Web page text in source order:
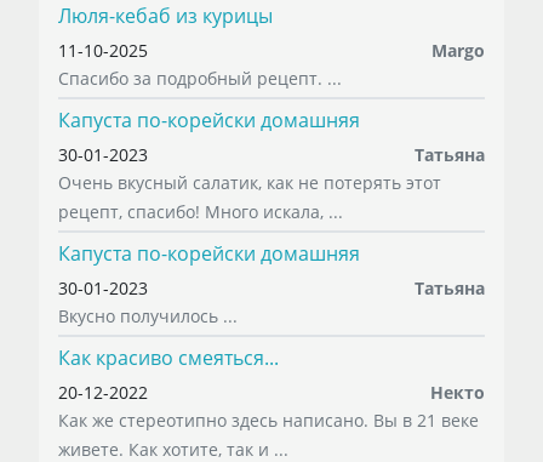
Люля-кебаб из курицы
11-10-2025
Margo
Спасибо за подробный рецепт. ...
Капуста по-корейски домашняя
30-01-2023
Татьяна
Очень вкусный салатик, как не потерять этот
рецепт, спасибо! Много искала, ...
Капуста по-корейски домашняя
30-01-2023
Татьяна
Вкусно получилось ...
Как красиво смеяться...
20-12-2022
Некто
Как же стереотипно здесь написано. Вы в 21 веке
живете. Как хотите, так и ...